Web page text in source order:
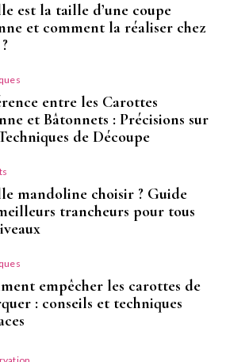
est la taille d’une coupe
et comment la réaliser chez
entre les Carottes
et Bâtonnets : Précisions sur
de Découpe
mandoline choisir ? Guide
trancheurs pour tous
empêcher les carottes de
: conseils et techniques